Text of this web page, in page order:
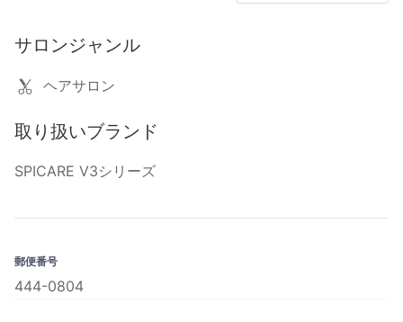
サロンジャンル
ヘアサロン
取り扱いブランド
SPICARE V3シリーズ
郵便番号
444-0804